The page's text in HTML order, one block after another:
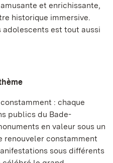
et enrichissante,
historique immersive.
adolescents est tout aussi
: chaque
publics du Bade-
en valeur sous un
renouveler constamment
sous différents